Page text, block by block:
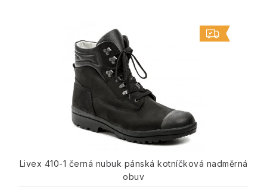
Livex 410-1 černá nubuk pánská kotníčková nadměrná
obuv